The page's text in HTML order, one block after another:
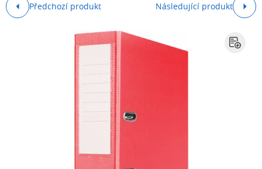
Předchozí produkt Následující produkt